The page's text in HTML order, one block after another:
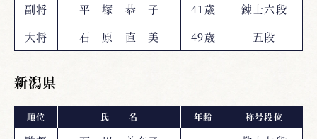
副将
平 塚 恭 子 41歳
錬士六段
大将
石 原 直 美 49歳 五段
新潟県
順位 氏 名 年齢 称号段位